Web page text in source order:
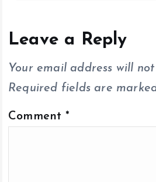
o
p
p
Leave a Reply
Your email address will
Required fields are
Comment *